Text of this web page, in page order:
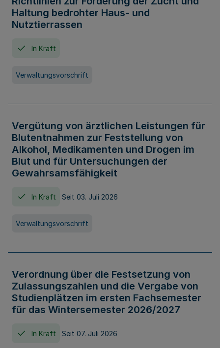
Haltung bedrohter Haus- und
Nutztierrassen
In Kraft
Verwaltungsvorschrift
Vergütung von ärztlichen Leistungen für
Blutentnahmen zur Feststellung von
Alkohol, Medikamenten und Drogen im
Blut und für Untersuchungen der
Gewahrsamsfähigkeit
In Kraft Seit 03. Juli 2026
Verwaltungsvorschrift
Verordnung über die Festsetzung von
Zulassungszahlen und die Vergabe von
Studienplätzen im ersten Fachsemester
für das Wintersemester 2026/2027
In Kraft Seit 07. Juli 2026